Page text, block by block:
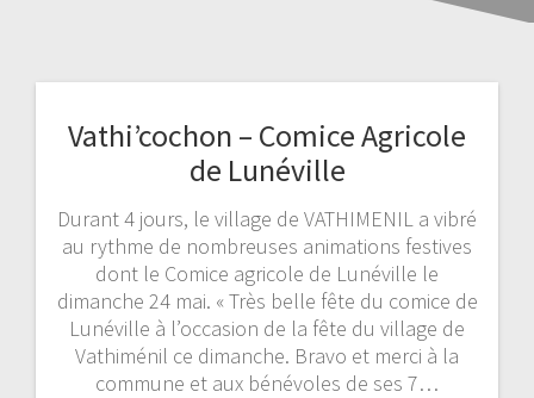
Vathi’cochon – Comice Agricole
de Lunéville
Durant 4 jours, le village de VATHIMENIL a vibré
au rythme de nombreuses animations festives
dont le Comice agricole de Lunéville le
dimanche 24 mai. « Très belle fête du comice de
Lunéville à l’occasion de la fête du village de
Vathiménil ce dimanche. Bravo et merci à la
commune et aux bénévoles de ses 7…